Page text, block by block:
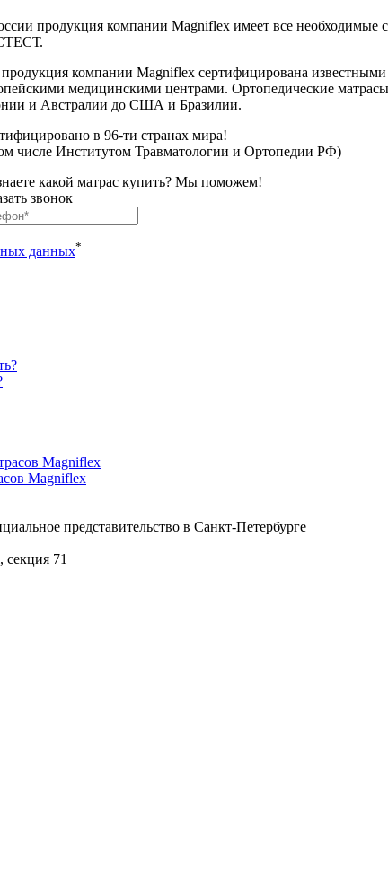
продукция компании Magniflex имеет все необходимые
компании Magniflex сертифицирована
медицинскими центрами. Ортопедические
и Австралии до США и Бразилии.
в 96-ти странах мира!
числе Институтом Травматологии и Ортопедии РФ)
какой матрас купить? Мы поможем!
звонок
данных*
Magniflex
представительство в Санкт-Петербурге
71